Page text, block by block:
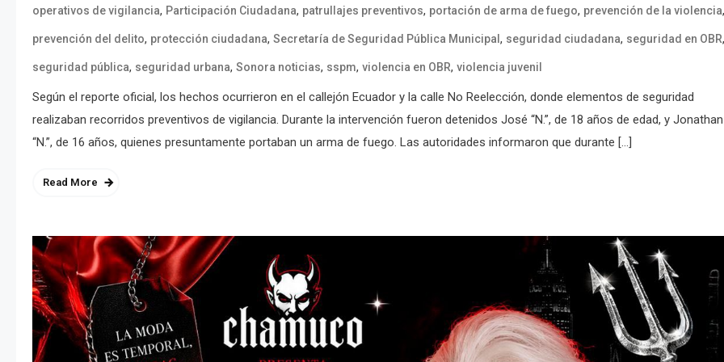
operativos de vigilancia, Participación Ciudadana, patrullajes preventivos, portación de arma de fuego, prevención de la violencia,
prevención del delito, protección ciudadana, Secretaría de Seguridad Pública Municipal , seguridad ciudadana, seguridad en OBR,
seguridad pública, seguridad urbana, Sonora noticias, sspm, violencia en OBR, violencia juvenil
Según el reporte oficial, los hechos ocurrieron en el callejón Ecuador y la calle No Reelección, donde elementos de seguridad
realizaban recorridos preventivos de vigilancia. Durante la intervención fueron detenidos José “N.”, de 18 años de edad, y Jonathan
“N.”, de 16 años, quienes presuntamente portaban un arma de fuego. Las autoridades informaron que durante […]
Read More